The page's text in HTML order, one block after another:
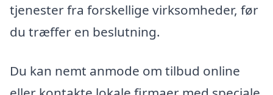
tjenester fra forskellige virksomheder, før
du træffer en beslutning.
Du kan nemt anmode om tilbud online